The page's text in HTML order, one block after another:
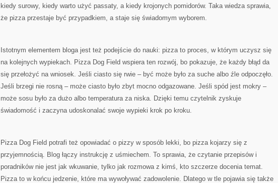
kiedy surowy, kiedy warto użyć passaty, a kiedy krojonych pomidorów. Taka wiedza sprawia,
że pizza przestaje być przypadkiem, a staje się świadomym wyborem.
Istotnym elementem bloga jest też podejście do nauki: pizza to proces, w którym uczysz się
na kolejnych wypiekach. Pizza Dog Field wspiera ten rozwój, bo pokazuje, że każdy błąd da
się przełożyć na wniosek. Jeśli ciasto się rwie – być może było za suche albo źle odpoczęło.
Jeśli brzegi nie rosną – może ciasto było zbyt mocno odgazowane. Jeśli spód jest mokry –
może sosu było za dużo albo temperatura za niska. Dzięki temu czytelnik zyskuje
świadomość i zaczyna udoskonalać swoje wypieki krok po kroku.
Pizza Dog Field potrafi też opowiadać o pizzy w sposób lekki, bo pizza kojarzy się z
przyjemnością. Blog łączy instrukcję z uśmiechem. To sprawia, że czytanie przepisów i
poradników nie jest jak wkuwanie, tylko jak rozmowa z kimś, kto szczerze docenia temat.
Pizza to w końcu jedzenie, które ma wywoływać zadowolenie. Dlatego w tle pojawia się także